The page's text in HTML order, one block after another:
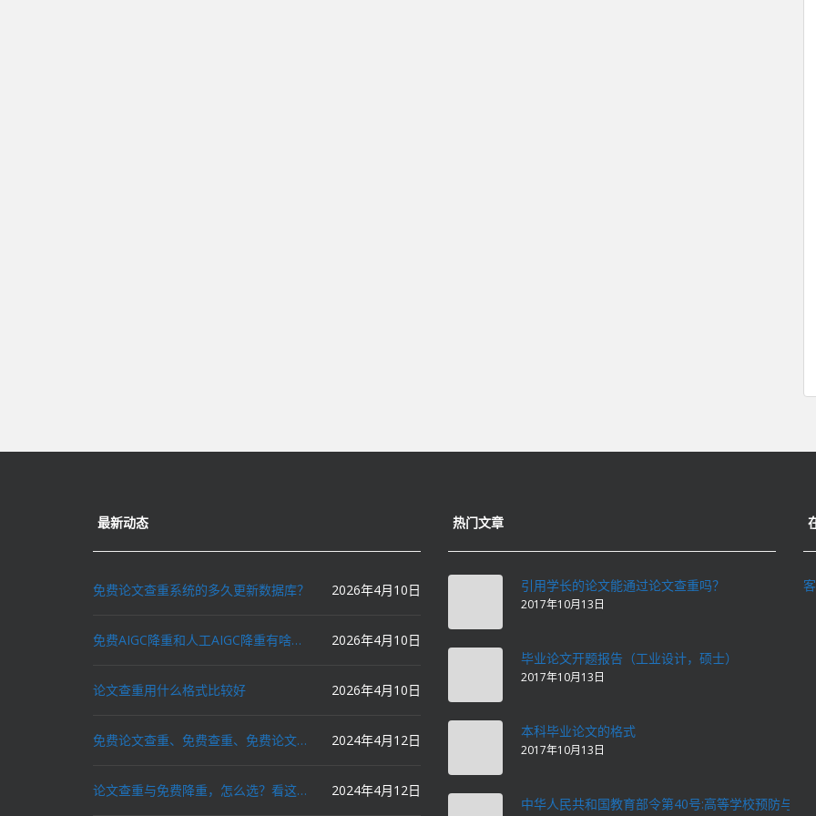
最新动态
免费论文查重系统的多久更新数据库？ 2026年4月10日
免费AIGC降重和人工AIGC降重有啥区别？ 2026年4月10日
论文查重用什么格式比较好 2026年4月10日
免费论文查重、免费查重、免费论文降重、免费降重、智能降重、一键降重、降低AIGC写作率、AI写论文，这些名词你了解吗？ 2024年4月12日
论文查重与免费降重，怎么选？看这里就对了！ 2024年4月12日
热门文章
引用学长的论文能通过论文查重吗？
2017年10月13日
毕业论文开题报告（工业设计，硕士）
2017年10月13日
本科毕业论文的格式
2017年10月13日
中华人民共和国教育部令第40号:高等学校预防与处